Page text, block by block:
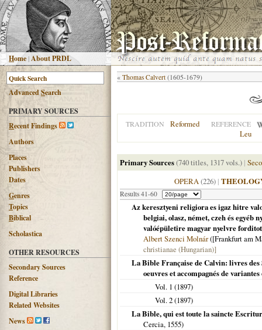
Home |About PRDL
AdvancedSearch
PRIMARY SOURCES
Recent Findings
Authors
Places
Publishers
Dates
Genres
Topics
Biblical
Scholastica
OTHER RESOURCES
Secondary Sources
Reference
Digital Libraries
Related Websites
News
« Thomas Calvert (1605-1679)
TRADITION Reformed REFERENCE
Leu
Primary Sources(740 titles, 1317 vols.) |
OPERA(226) |
Results 41-60
Az keresztyeni religiora es igaz hitre
belgiai, olasz, német, czeh és egyéb
valóépületire magyar nyelvre
Albert Szenci Molnár([Frankfurt am
christianae (Hungarian)]
La Bible Française de Calvin: livres
oeuvres et accompagnés de
Vol. 1 (1897)
Vol. 2 (1897)
La Bible, qui est toute la saincte
Cercia, 1555)